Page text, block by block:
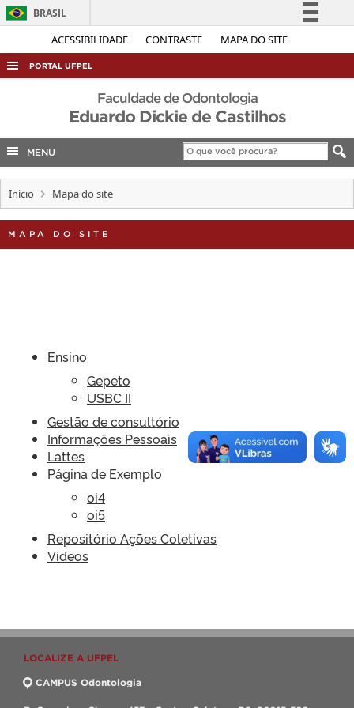
ACESSIBILIDADE CONTRASTE MAPA DO SITE
BRASIL
Simplifique!
Acesso à informação
Canais
PORTAL UFPEL
ACESSO À INFORMAÇÃO
AUDITORIA
EDITAIS
Faculdade de Odontologia
Eduardo Dickie de Castilhos
MENU
Início Mapa do site
MAPA DO SITE
Ensino
Gepeto
USBC II
Gestão de consultório
Informações Pessoais
Lattes
Página de Exemplo
oi4
oi5
Repositório Ações Coletivas
Vídeos
LOCALIZE A UFPEL
CAMPUS Odontologia